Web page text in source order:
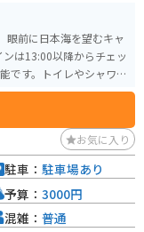
眼前に日本海を望むキャ
は13:00以降からチェッ
です。トイレやシャワー
トもあるのでツーリン
お気に入り
駐車： 駐車場あり
予算： 3000円
混雑： 普通